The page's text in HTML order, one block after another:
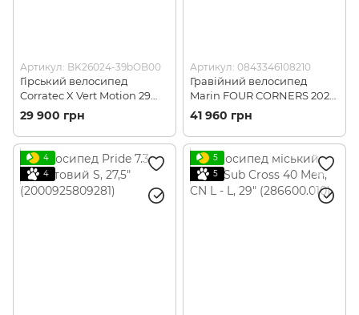
Артикул: BK26024-39bOB00
Гірський велосипед
Corratec X Vert Motion 29
dark blue/orange black S
(BK26024-54bOB00)
29 900 грн
Артикул: 0843346108210
Гравійний велосипед
Marin FOUR CORNERS 2021,
XL, Gloss Green/Tan, 28"
(SKD-32-37)
41 960 грн
4
4
5
5